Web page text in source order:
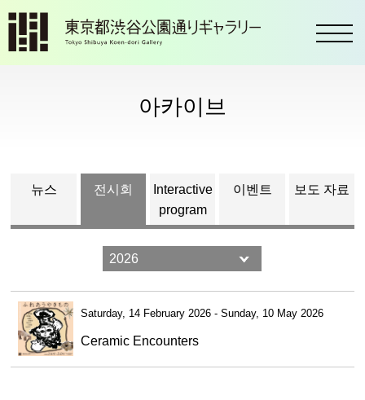
아카이브
뉴스 전시회
Interactive
program
이벤트 보도 자료
Saturday, 14 February 2026 - Sunday, 10 May 2026
Ceramic Encounters